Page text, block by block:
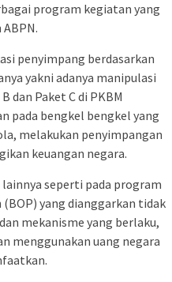
program kegiatan yang
penyimpang berdasarkan
yakni adanya manipulasi
dan Paket C di PKBM
pada bengkel bengkel yang
melakukan penyimpangan
keuangan negara.
seperti pada program
yang dianggarkan tidak
mekanisme yang berlaku,
menggunakan uang negara